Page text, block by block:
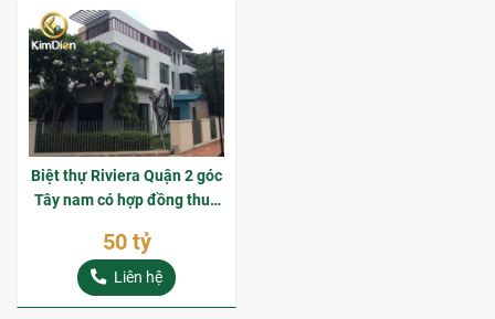
Biệt thự Riviera Quận 2 góc
Tây nam có hợp đồng thuê
50 tỷ
Liên hệ